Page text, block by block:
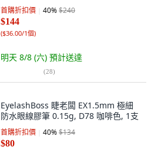
首購折扣價 40%$240
$144
($36.00/1個)
明天 8/8 (六) 預計送達
(28)
EyelashBoss 睫老闆 EX1.5mm 極細
防水眼線膠筆 0.15g, D78 咖啡色, 1支
首購折扣價 40%$134
$80